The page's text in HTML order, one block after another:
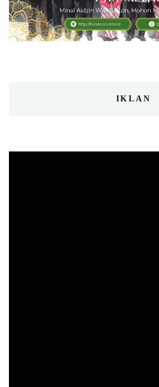
IKLAN